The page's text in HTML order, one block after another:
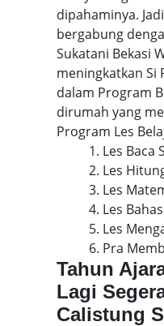
dipahaminya.
bergabung
Sukatani Bekasi
meningkatkan Si
dalam Program
dirumah yang
Program Les
1. Les Baca
2. Les
3. Les
4. Les
5. Les
6. Pra
Tahun
Lagi
Calistung